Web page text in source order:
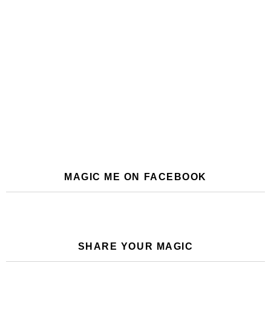
MAGIC ME ON FACEBOOK
SHARE YOUR MAGIC